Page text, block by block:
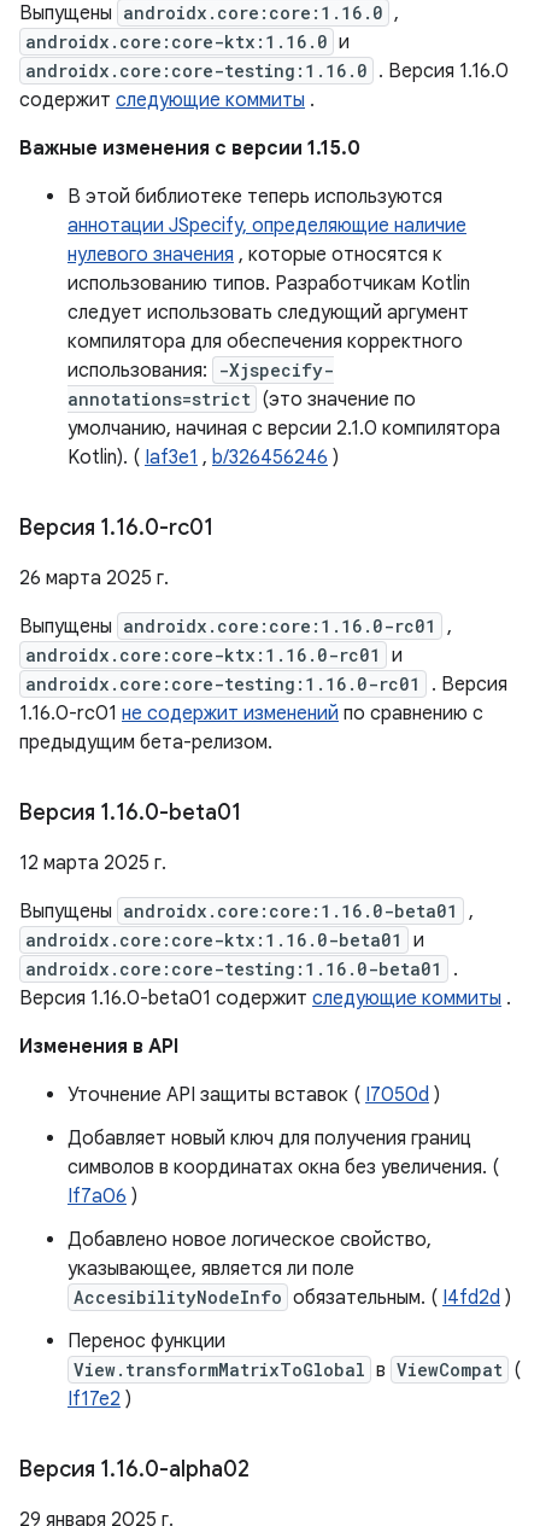
Выпущены androidx.core:core:1.16.0 ,
androidx.core:core-ktx:1.16.0 и
androidx.core:core-testing:1.16.0 . Версия 1.16.0
содержит следующие коммиты .
Важные изменения с версии 1.15.0
В этой библиотеке теперь используются
аннотации JSpecify, определяющие наличие
нулевого значения , которые относятся к
использованию типов. Разработчикам Kotlin
следует использовать следующий аргумент
компилятора для обеспечения корректного
использования:
-Xjspecify-
annotations=strict (это значение по
умолчанию, начиная с версии 2.1.0 компилятора
Kotlin). ( Iaf3e1 , b/326456246 )
Версия 1.16.0-rc01
26 марта 2025 г.
Выпущены androidx.core:core:1.16.0-rc01 ,
androidx.core:core-ktx:1.16.0-rc01 и
androidx.core:core-testing:1.16.0-rc01
. Версия
1.16.0-rc01 не содержит изменений по сравнению с
предыдущим бета-релизом.
Версия 1.16.0-beta01
12 марта 2025 г.
Выпущены androidx.core:core:1.16.0-beta01 ,
androidx.core:core-ktx:1.16.0-beta01 и
androidx.core:core-testing:1.16.0-beta01
.
Версия 1.16.0-beta01 содержит следующие коммиты .
Изменения в API
Уточнение API защиты вставок ( I7050d )
Добавляет новый ключ для получения границ
символов в координатах окна без увеличения. (
If7a06 )
Добавлено новое логическое свойство,
указывающее, является ли поле
AccesibilityNodeInfo обязательным. ( I4fd2d )
Перенос функции
View.transformMatrixToGlobal в ViewCompat (
If17e2 )
Версия 1.16.0-alpha02
29 января 2025 г.